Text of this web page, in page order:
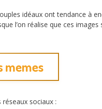
idéaux ont tendance à
l’on réalise que ces
memes
sociaux :